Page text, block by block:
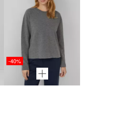
-40%